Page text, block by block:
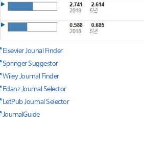
Elsevier Jounal Finder
Springer Suggestor
Wiley Journal Finder
Edanz Journal Selector
LetPub Journal Selector
JournalGuide